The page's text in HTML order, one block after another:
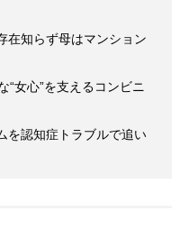
知らず母はマンション
“女心”を支えるコンビニ
を認知症トラブルで追い